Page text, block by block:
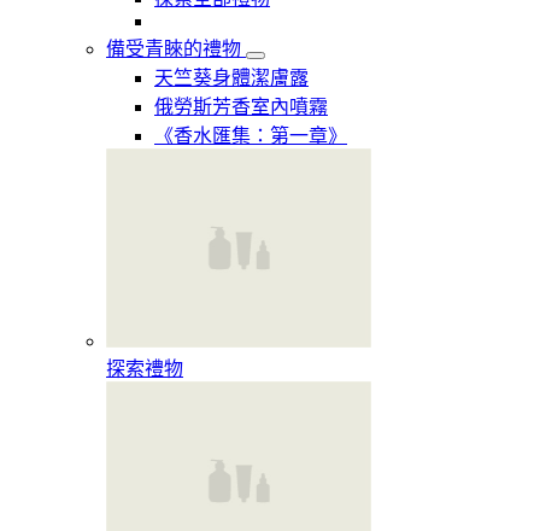
備受青睞的禮物
天竺葵身體潔膚露
俄勞斯芳香室內噴霧
《香水匯集：第一章》​
探索禮物